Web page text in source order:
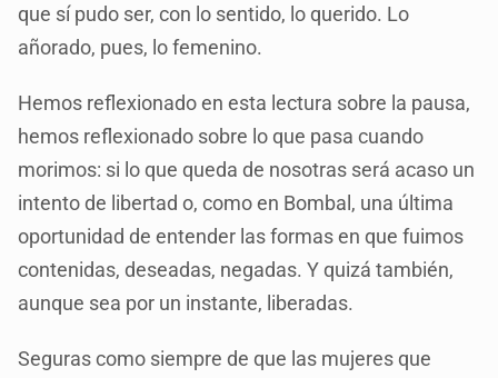
que sí pudo ser, con lo sentido, lo querido. Lo
añorado, pues, lo femenino.
Hemos reflexionado en esta lectura sobre la pausa,
hemos reflexionado sobre lo que pasa cuando
morimos: si lo que queda de nosotras será acaso un
intento de libertad o, como en Bombal, una última
oportunidad de entender las formas en que fuimos
contenidas, deseadas, negadas. Y quizá también,
aunque sea por un instante, liberadas.
Seguras como siempre de que las mujeres que